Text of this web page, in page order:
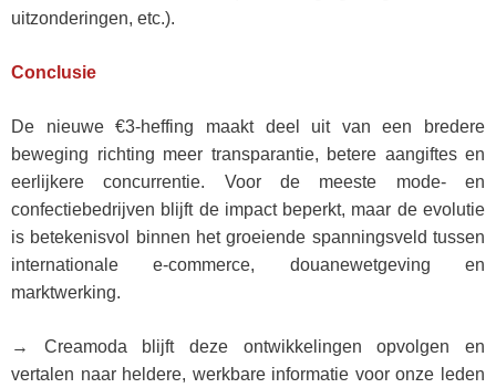
uitzonderingen, etc.).
Conclusie
De nieuwe €3‑heffing maakt deel uit van een bredere
beweging richting meer transparantie, betere aangiftes en
eerlijkere concurrentie. Voor de meeste mode‑ en
confectiebedrijven blijft de impact beperkt, maar de evolutie
is betekenisvol binnen het groeiende spanningsveld tussen
internationale e‑commerce, douanewetgeving en
marktwerking.
→ Creamoda blijft deze ontwikkelingen opvolgen en
vertalen naar heldere, werkbare informatie voor onze leden